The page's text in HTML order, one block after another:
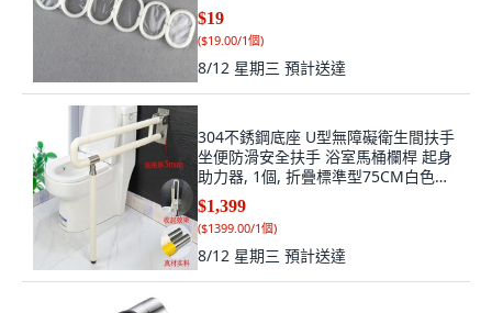
$19
($19.00/1個)
8/12 星期三 預計送達
304不銹鋼底座 U型無障礙衛生間扶手
坐便防滑安全扶手 浴室馬桶欄桿 起身
助力器, 1個, 折疊標準型75CM白色有
立地支桿, 白色
$1,399
($1399.00/1個)
8/12 星期三 預計送達